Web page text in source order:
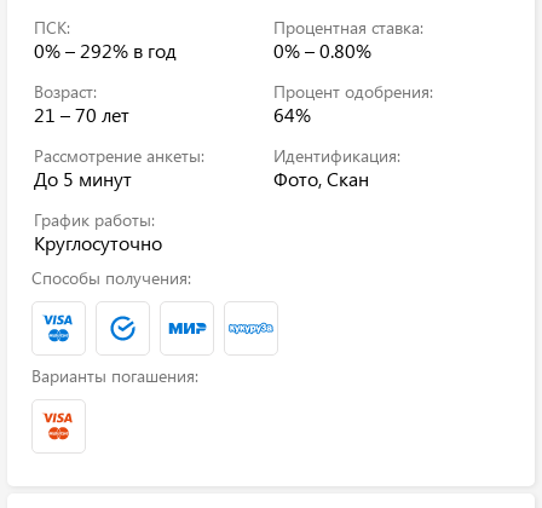
ПСК:
0% – 292% в год
Процентная ставка:
0% – 0.80%
Возраст:
21 – 70 лет
Процент одобрения:
64%
Рассмотрение анкеты:
До 5 минут
Идентификация:
Фото, Скан
График работы:
Круглосуточно
Способы получения:
Варианты погашения: